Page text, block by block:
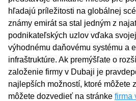
hľadajú príležitosti na globálnej
známy emirát sa stal jedným z
podnikateľských uzlov vďaka
výhodnému daňovému systému a
infraštruktúre. Ak premýšľate o
založenie firmy v Dubaji je
najlepších možností, ktoré môžete
môžete dozvedieť na stránke firma